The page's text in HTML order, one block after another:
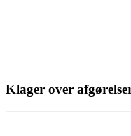
Klager over